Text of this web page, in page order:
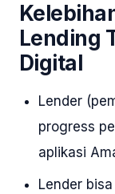
Lending
Digital
Lender
progress
aplikasi
Lender